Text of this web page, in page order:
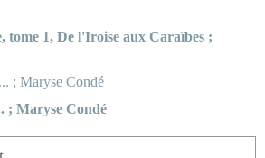
tome 1, De l'Iroise aux Caraïbes ;
; Maryse Condé